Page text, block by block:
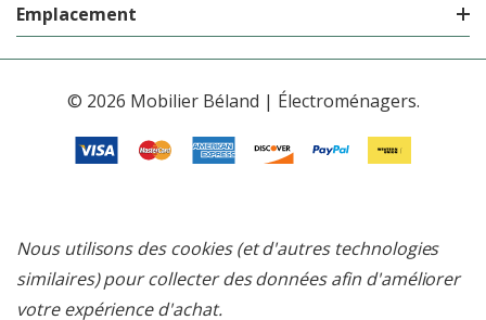
Emplacement
© 2026 Mobilier Béland | Électroménagers.
Nous utilisons des cookies (et d'autres technologies
similaires) pour collecter des données afin d'améliorer
votre expérience d'achat.